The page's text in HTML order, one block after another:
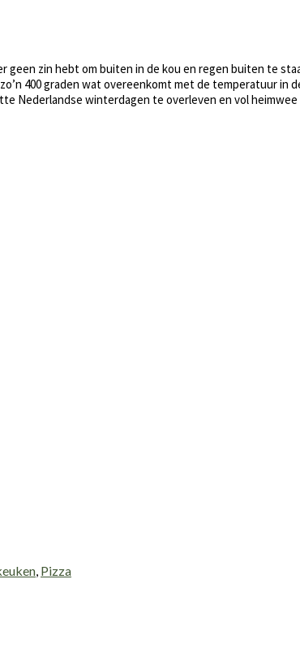
geen zin hebt om buiten in de kou en regen buiten te
400 graden wat overeenkomt met de temperatuur
Nederlandse winterdagen te overleven en vol
, Pizza